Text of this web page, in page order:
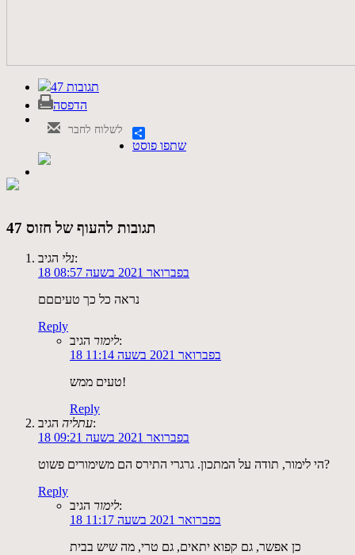
47 תגובות
הדפסה
לשלוח לחבר
שתפו פוסט
47 תגובות להעוף של חזוס
נליהגיב:
18 בפברואר 2021 בשעה 08:57
נראה כל כך טעיםםם
Reply
לימורהגיב:
18 בפברואר 2021 בשעה 11:14
טעים ממש!
Reply
עתליההגיב:
18 בפברואר 2021 בשעה 09:21
הי לימור, תודה על המתכון. גרגרי התירס הם משימורים פשוט?
Reply
לימורהגיב:
18 בפברואר 2021 בשעה 11:17
כן אפשר, גם קפוא יתאים, גם טרי, מה שיש בבית